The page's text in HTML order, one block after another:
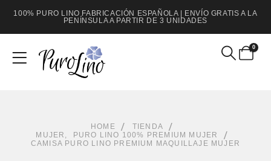
100% PURO LINO FABRICACIÓN ESPAÑOLA | ENVÍO GRATIS A LA
PENÍNSULA A PARTIR DE 3 UNIDADES
0
HOME
TIENDA
MUJER ,
PURO LINO 100% PREMIUM MUJER
CAMISA PURO LINO PREMIUM MAQUILLAJE MUJER